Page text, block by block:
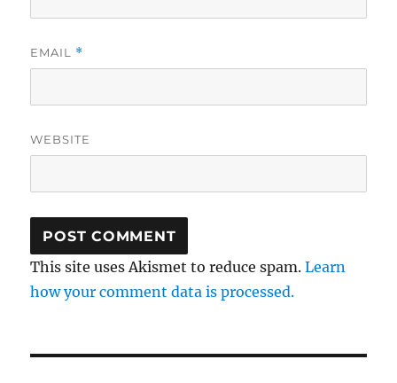
EMAIL *
WEBSITE
This site uses Akismet to reduce spam.Learn
how your comment data is processed.